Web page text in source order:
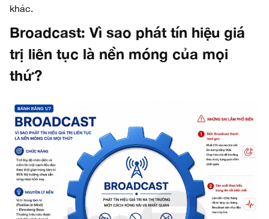
khác.
Broadcast: Vì sao phát tín hiệu giá
trị liên tục là nền móng của mọi
thứ?